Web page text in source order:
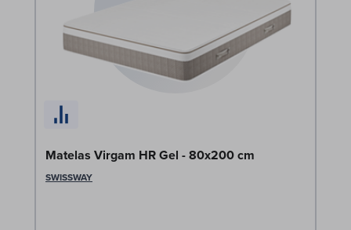
Matelas Virgam HR Gel - 80x200 cm
SWISSWAY